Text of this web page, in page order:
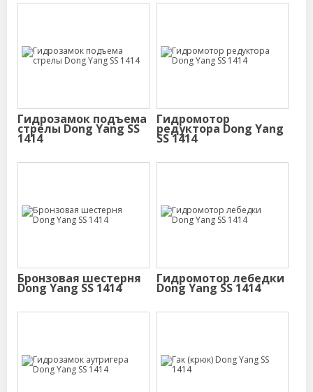
Гидрозамок подъема
стрелы Dong Yang SS
1414
Гидромотор
редуктора Dong Yang
SS 1414
Бронзовая шестерня
Dong Yang SS 1414
Гидромотор лебедки
Dong Yang SS 1414